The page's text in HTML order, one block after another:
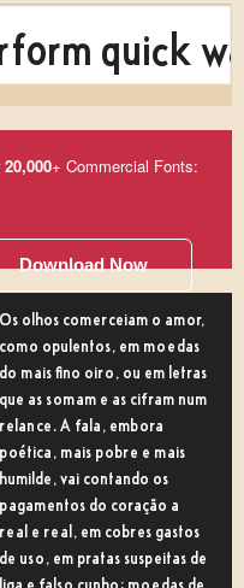
quick
20,000+ Commercial Fonts:
Download Now
Os olhos comerceiam o amor,
como opulentos, em moedas
do mais fino oiro, ou em letras
que as somam e as cifram num
relance. A fala, embora
poética, mais pobre e mais
humilde, vai contando os
pagamentos do coração a
real e real, em cobres gastos
de uso, em pratas suspeitas de
liga e falso cunho; moedas de